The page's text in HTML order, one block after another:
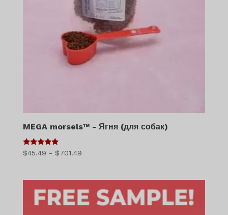
MEGA morsels™ - Ягня (для собак)
5
з 5
$45.49 - $701.49Діапазон
-
$701.49